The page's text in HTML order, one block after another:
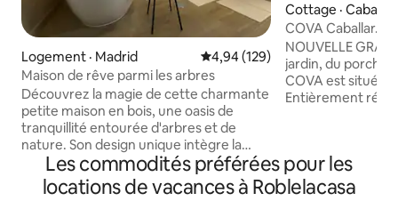
Logement · Madrid Note moyenne de 4,94 sur 5,
4,94 (129)
Maison de rêve parmi les arbres
Découvrez la magie de cette charmante
petite maison en bois, une oasis de
tranquillité entourée d'arbres et de
nature. Son design unique intègre la
modernité à l'environnement naturel.
Ici, vous vous réveillerez au son des
oiseaux et de la brise entre les arbres, en
Cottage · Caballar
COVA Caballar.
couchers de soleil
NOUVELLE
jardin, du porche
COVA est située
Entièrement
et connexion WiFi. Il est à 5 km
Turégano. Et
tels que les
Les commodités préférées pour les
locations de vacances à Roblelacasa